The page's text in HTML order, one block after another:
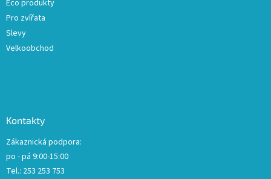
Eco produkty
Pro zvířata
Slevy
Velkoobchod
Kontakty
Zákaznická podpora:
po - pá 9:00-15:00
Tel.: 253 253 753